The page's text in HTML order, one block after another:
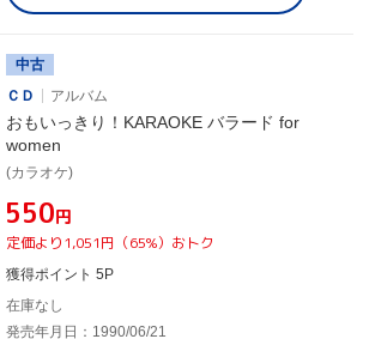
中古
ＣＤ
アルバム
おもいっきり！KARAOKE バラード for
women
(カラオケ)
¥550円
定価より1,051円（65%）おトク
獲得ポイント 5P
在庫なし
発売年月日：1990/06/21